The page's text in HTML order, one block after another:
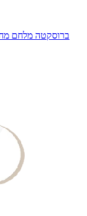
ברוסקטה מלחם